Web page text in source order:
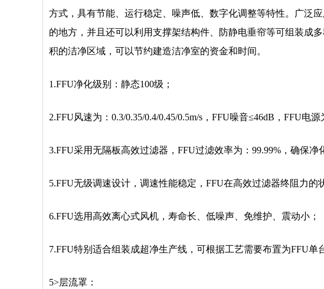
方式，具有节能、运行稳定、噪声低、数字化调整等特性。广泛
的地方，并且还可以利用支撑架结构件、防静电垂帘等可组装成
积的洁净区域，可以节约建造洁净室的资金和时间。
1.FFU净化级别：静态100级；
2.FFU风速为：0.3/0.35/0.4/0.45/0.5m/s，FFU噪音≤46dB，FFU电
3.FFU采用无隔板高效过滤器，FFU过滤效率为：99.99%，确保
5.FFU无级调速设计，调速性能稳定，FFU在高效过滤器终阻力的
6.FFU选用高效离心式风机，寿命长、低噪声、免维护、震动小；
7.FFU特别适合组装成超净生产线，可根据工艺需要布置为FFU
5>层流罩：